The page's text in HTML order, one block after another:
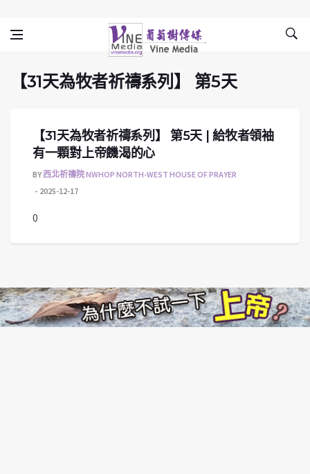
【31天為牧者祈禱系列】 第5天
Vine Media
葡萄樹傳媒
【31天為牧者祈禱系列】 第5天
【31天為牧者祈禱系列】 第5天 | 給牧者領袖
有一顆對上帝饑渴的心
BY西北祈禱院 NWHOP NORTH-WEST HOUSE OF PRAYER
2025-12-17
0